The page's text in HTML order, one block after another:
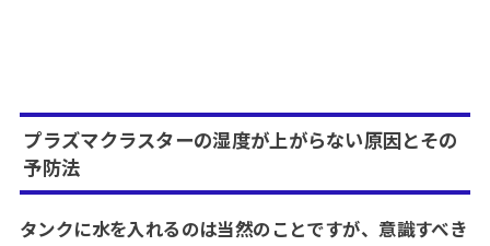
プラズマクラスターの湿度が上がらない原因とその
予防法
タンクに水を入れるのは当然のことですが、意識すべき